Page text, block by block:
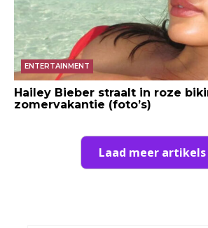
ENTERTAINMENT
Hailey Bieber straalt in roze
zomervakantie (foto’s)
Laad meer artikels